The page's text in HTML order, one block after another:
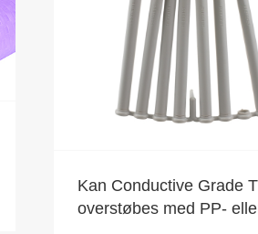
Kan Conductive Grade
overstøbes med PP-